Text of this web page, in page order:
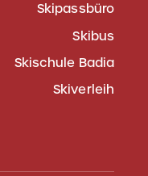
Skipassbüro
Skibus
Skischule Badia
Skiverleih